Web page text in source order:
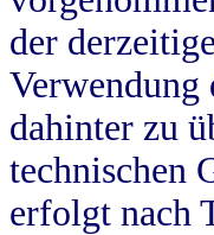
der
dahinter zu
technischen
erfolgt nach